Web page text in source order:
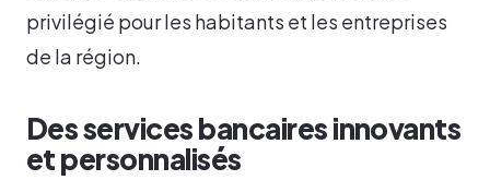
privilégié pour les habitants et les entreprises
de la région.
Des services bancaires innovants
et personnalisés